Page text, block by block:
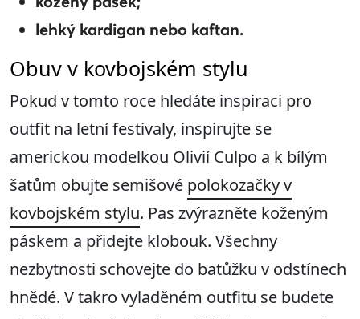
lehký kardigan nebo kaftan.
Obuv v kovbojském stylu
Pokud v tomto roce hledáte inspiraci pro
outfit na letní festivaly, inspirujte se
americkou modelkou Olivií Culpo a k bílým
šatům obujte semišové polokozačky v
kovbojském stylu. Pas zvýrazněte koženým
páskem a přidejte klobouk. Všechny
nezbytnosti schovejte do batůžku v odstínech
hnědé. V takro vyladěném outfitu se budete